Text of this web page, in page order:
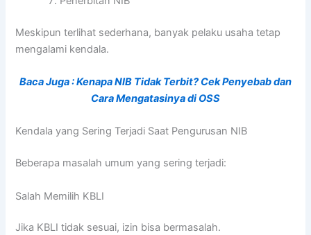
Meskipun terlihat sederhana, banyak pelaku usaha tetap
mengalami kendala.
Baca Juga :Kenapa NIB Tidak Terbit? Cek Penyebab dan
Cara Mengatasinya di OSS
Kendala yang Sering Terjadi Saat Pengurusan NIB
Beberapa masalah umum yang sering terjadi:
Salah Memilih KBLI
Jika KBLI tidak sesuai, izin bisa bermasalah.